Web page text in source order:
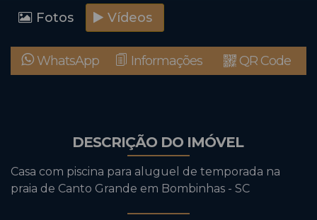
Fotos Vídeos
WhatsApp Informações QR Code
DESCRIÇÃO DO IMÓVEL
Casa com piscina para aluguel de temporada na
praia de Canto Grande em Bombinhas - SC